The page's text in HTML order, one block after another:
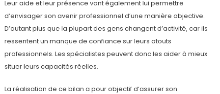
Leur aide et leur présence vont également lui permettre
d’envisager son avenir professionnel d’une manière objective.
D’autant plus que la plupart des gens changent d’activité, car ils
ressentent un manque de confiance sur leurs atouts
professionnels. Les spécialistes peuvent donc les aider à mieux
situer leurs capacités réelles.
La réalisation de ce bilan a pour objectif d’assurer son